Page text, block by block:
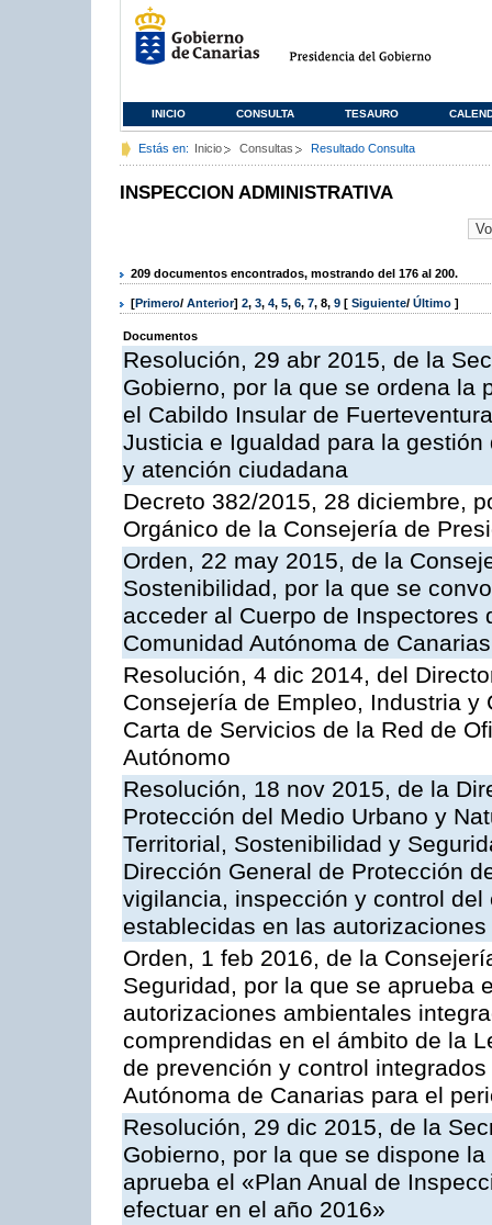
INICIO CONSULTA TESAURO
Estás en: Inicio Consultas Resultado Consulta
INSPECCION ADMINISTRATIVA
209 documentos encontrados, mostrando del 176 al 200.
[Primero/ Anterior] 2, 3, 4, 5, 6, 7, 8, 9 [ Siguiente/ Último ]
Documentos
Resolución, 29 abr 2015, de la
Gobierno, por la que se ordena la
el Cabildo Insular de
Justicia e Igualdad para la
y atención ciudadana
Decreto 382/2015, 28 diciembre,
Orgánico de la Consejería de
Orden, 22 may 2015, de la
Sostenibilidad, por la que se
acceder al Cuerpo de
Comunidad Autónoma de Canarias
Resolución, 4 dic 2014, del
Consejería de Empleo, Industria
Carta de Servicios de la Red de
Autónomo
Resolución, 18 nov 2015, de la
Protección del Medio Urbano y
Territorial, Sostenibilidad y
Dirección General de Protección
vigilancia, inspección y control
establecidas en las
Orden, 1 feb 2016, de la
Seguridad, por la que se aprueba
autorizaciones ambientales
comprendidas en el ámbito de la
de prevención y control
Autónoma de Canarias para el
Resolución, 29 dic 2015, de la
Gobierno, por la que se dispone
aprueba el «Plan Anual de
efectuar en el año 2016»